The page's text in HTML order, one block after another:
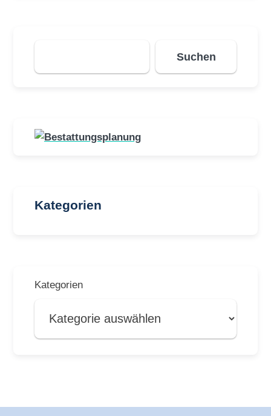
Suchen
Suchen
Kategorien
Kategorien